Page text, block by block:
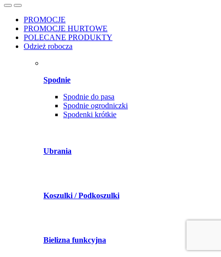
PROMOCJE
PROMOCJE HURTOWE
POLECANE PRODUKTY
Odzież robocza
Spodnie
Spodnie do pasa
Spodnie ogrodniczki
Spodenki krótkie
Ubrania
Koszulki / Podkoszulki
Bielizna funkcyjna